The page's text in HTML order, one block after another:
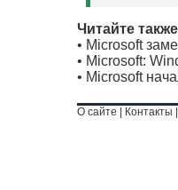
Читайте
• Microsoft
• Microsoft:
• Microsoft
О сайте Контакты